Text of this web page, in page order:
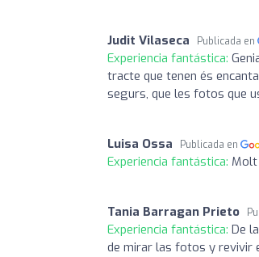
Judit Vilaseca Publicada en
Experiencia fantástica:
tracte que tenen és
segurs, que les fotos que
Luisa Ossa Publicada en
Experiencia fantástica:
Tania Barragan Prieto
Experiencia fantástica: De
de mirar las fotos y revivir